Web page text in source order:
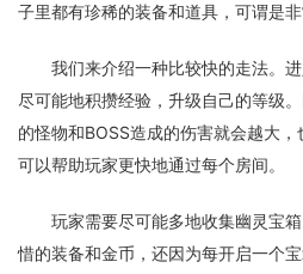
子里都有珍稀的装备和道具，可谓是非
我们来介绍一种比较快的走法。
尽可能地积攒经验，升级自己的等级
的怪物和BOSS造成的伤害就会越大
可以帮助玩家更快地通过每个房间。
玩家需要尽可能多地收集幽灵宝
惜的装备和金币，还因为每开启一个